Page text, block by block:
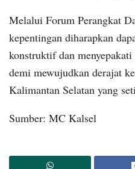
Melalui Forum Perangkat
kepentingan diharapkan
konstruktif dan
demi mewujudkan derajat
Kalimantan Selatan yang
Sumber: MC Kalsel